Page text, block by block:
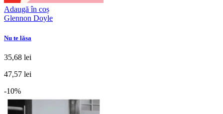
Adaugă în coș
Glennon Doyle
Nu te lăsa
35,68 lei
47,57 lei
-10%